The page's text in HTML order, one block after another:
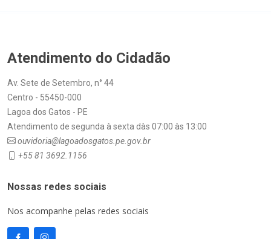
Atendimento do Cidadão
Av. Sete de Setembro, n° 44
Centro - 55450-000
Lagoa dos Gatos - PE
Atendimento de segunda à sexta dàs 07:00 às 13:00
ouvidoria@lagoadosgatos.pe.gov.br
+55 81 3692.1156
Nossas redes sociais
Nos acompanhe pelas redes sociais